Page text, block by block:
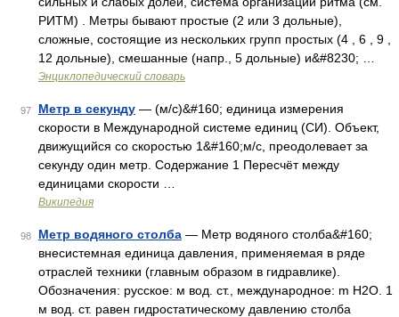
РИТМ) . Метры бывают простые (2 или 3 дольные),
сложные, состоящие из нескольких групп простых (4 , 6 , 9 ,
12 дольные), смешанные (напр., 5 дольные) и&#8230; …
Энциклопедический словарь
97 Метр в секунду — (м/с)&#160; единица измерения
скорости в Международной системе единиц (СИ). Объект,
движущийся со скоростью 1&#160;м/с, преодолевает за
секунду один метр. Содержание 1 Пересчёт между
единицами скорости …
Википедия
98 Метр водяного столба — Метр водяного столба&#160;
внесистемная единица давления, применяемая в ряде
отраслей техники (главным образом в гидравлике).
Обозначения: русское: м вод. ст., международное: m H2O. 1
м вод. ст. равен гидростатическому давлению столба